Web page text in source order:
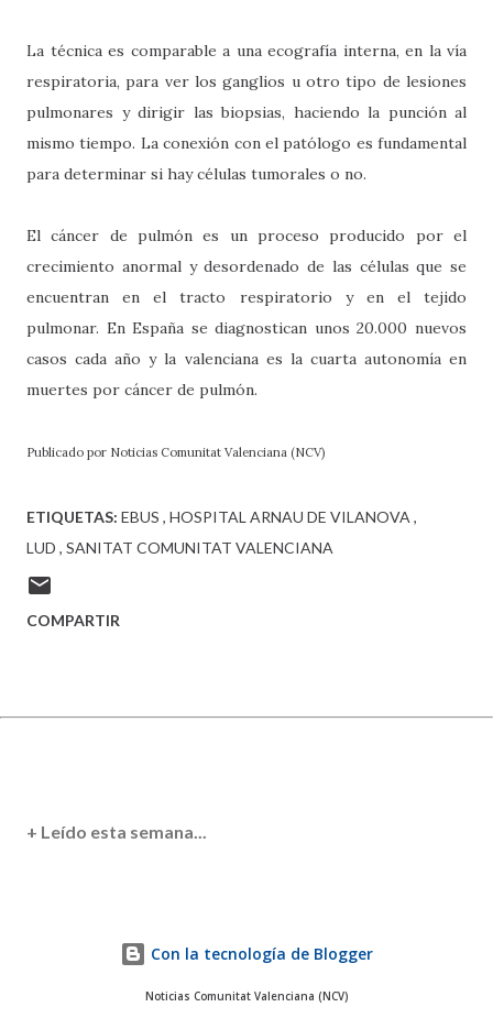
La técnica es comparable a una ecografía interna, en la vía
respiratoria, para ver los ganglios u otro tipo de lesiones
pulmonares y dirigir las biopsias, haciendo la punción al
mismo tiempo. La conexión con el patólogo es fundamental
para determinar si hay células tumorales o no.
El cáncer de pulmón es un proceso producido por el
crecimiento anormal y desordenado de las células que se
encuentran en el tracto respiratorio y en el tejido
pulmonar. En España se diagnostican unos 20.000 nuevos
casos cada año y la valenciana es la cuarta autonomía en
muertes por cáncer de pulmón.
Publicado por Noticias Comunitat Valenciana (NCV)
ETIQUETAS: EBUS HOSPITAL ARNAU DE VILANOVA
LUD SANITAT COMUNITAT VALENCIANA
COMPARTIR
+ Leído esta semana...
Con la tecnología de Blogger
Noticias Comunitat Valenciana (NCV)